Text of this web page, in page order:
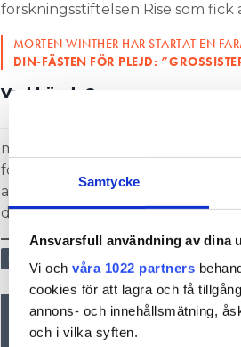
Samtycke
Ansvarsfull användning av dina
Vi och våra 1022 partners
cookies för att lagra och få
annons- och innehållsmätning,
och i vilka syften.
forskningsstiftelsen Rise som fick
MORTEN WINTHER HAR STARTAT EN
DIN-FÄSTEN FÖR PLEJD:
Vad hände?
– Vi blev utkonkurrerade av
massa företag och började
forskningspengarna med samma
av hus kräver stora
det är möjligt att han kan vara
ELTEKNIK OCH INSTALLATION
Nyhetsbrev